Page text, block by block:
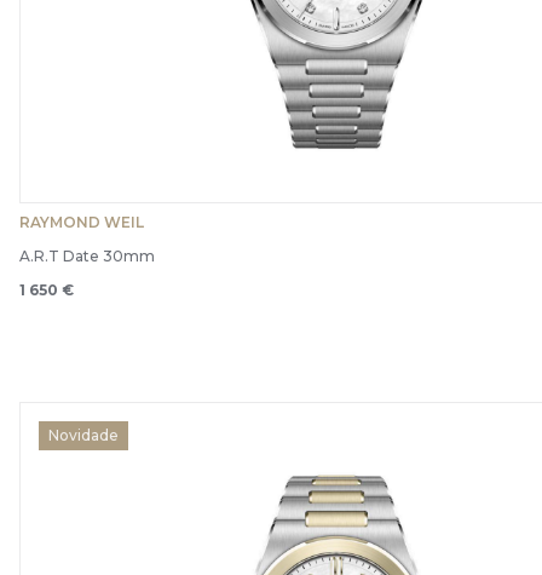
RAYMOND WEIL
A.R.T Date 30mm
1 650 €
Novidade